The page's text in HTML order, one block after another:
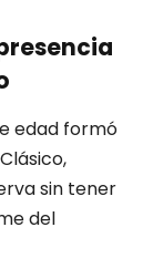
edad formó
sin tener
del